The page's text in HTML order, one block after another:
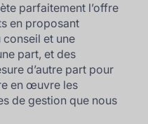
parfaitement l’offre
en proposant
et une
part, et des
d’autre part pour
en œuvre les
de gestion que nous